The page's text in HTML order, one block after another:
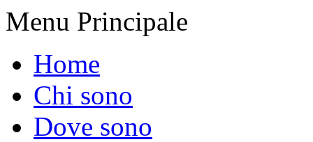
Menu Principale
Home
Chi sono
Dove sono